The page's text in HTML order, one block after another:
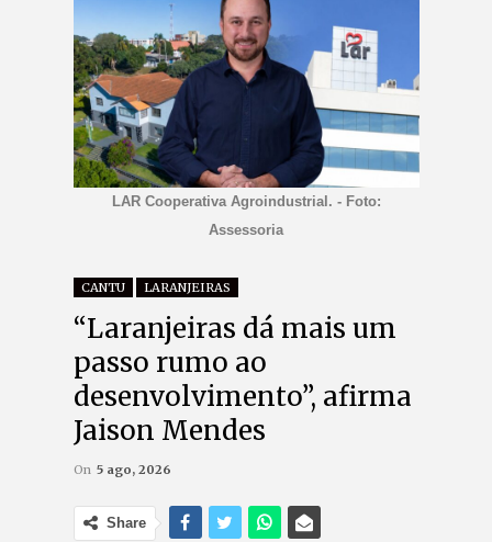
LAR Cooperativa Agroindustrial. - Foto:
Assessoria
CANTU LARANJEIRAS
“Laranjeiras dá mais um
passo rumo ao
desenvolvimento”, afirma
Jaison Mendes
On 5 ago, 2026
Share